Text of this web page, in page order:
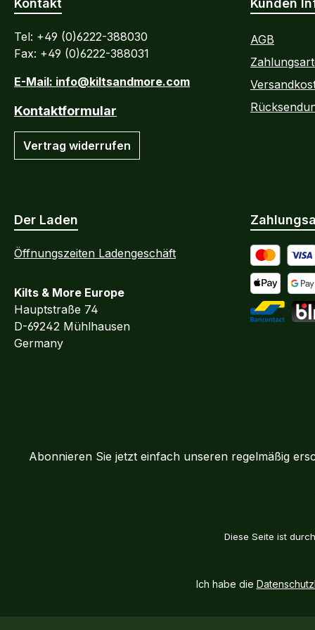
Kontakt
Tel: +49 (0)6222-388030
Fax: +49 (0)6222-388031
E-Mail: info@kiltsandmore.com
Kontaktformular
Vertrag widerrufen
Kunden
AGB
Der Laden
Öffnungszeiten Ladengeschäft
Kilts & More Europe
Hauptstraße 74
D-69242 Mühlhausen
Germany
Kredit-
Apple Pay
Abonnieren Sie jetzt einfach unseren regelmäßig
Diese Seite ist
Ich habe die